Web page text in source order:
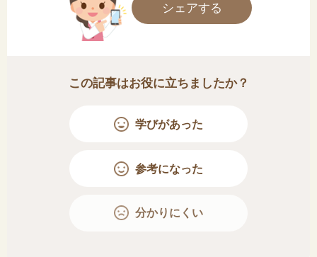
シェアする
この記事はお役に立ちましたか？
学びがあった
参考になった
分かりにくい